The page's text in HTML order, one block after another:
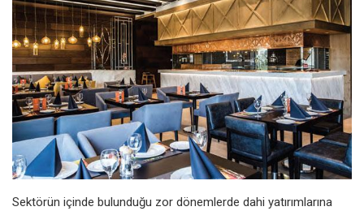
Sektörün içinde bulunduğu zor dönemlerde dahi yatırımlarına